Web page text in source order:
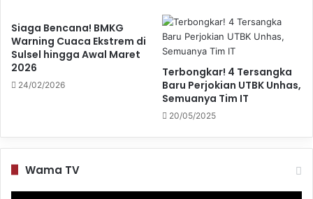
Siaga Bencana! BMKG
Warning Cuaca Ekstrem di
Sulsel hingga Awal Maret
2026
24/02/2026
Terbongkar! 4 Tersangka
Baru Perjokian UTBK Unhas,
Semuanya Tim IT
20/05/2025
Wama TV